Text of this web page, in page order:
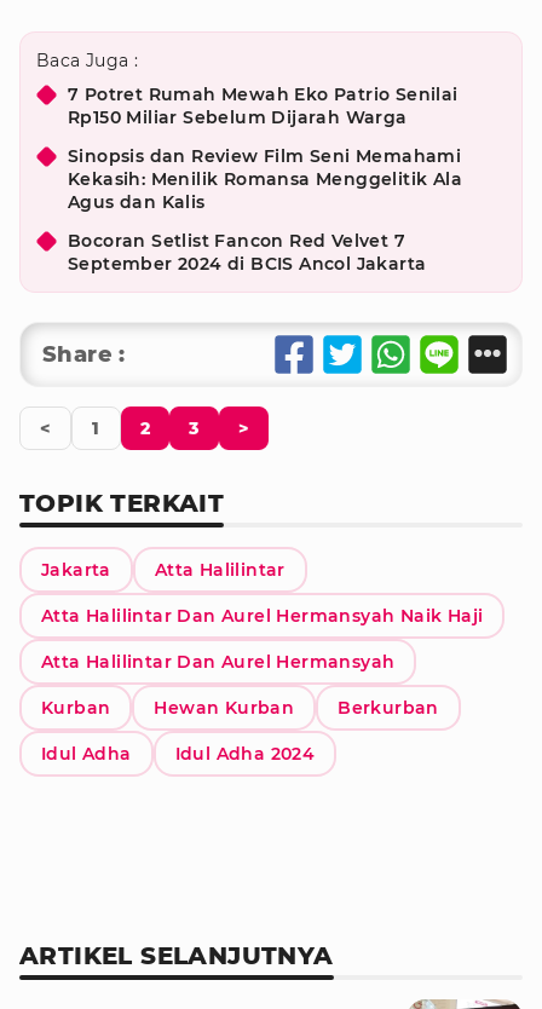
Baca Juga :
7 Potret Rumah Mewah Eko Patrio Senilai
Rp150 Miliar Sebelum Dijarah Warga
Sinopsis dan Review Film Seni Memahami
Kekasih: Menilik Romansa Menggelitik Ala
Agus dan Kalis
Bocoran Setlist Fancon Red Velvet 7
September 2024 di BCIS Ancol Jakarta
Share :
< 1 2 3 >
TOPIK TERKAIT
Jakarta Atta Halilintar
Atta Halilintar Dan Aurel Hermansyah Naik Haji
Atta Halilintar Dan Aurel Hermansyah
Kurban Hewan Kurban Berkurban
Idul Adha Idul Adha 2024
ARTIKEL SELANJUTNYA